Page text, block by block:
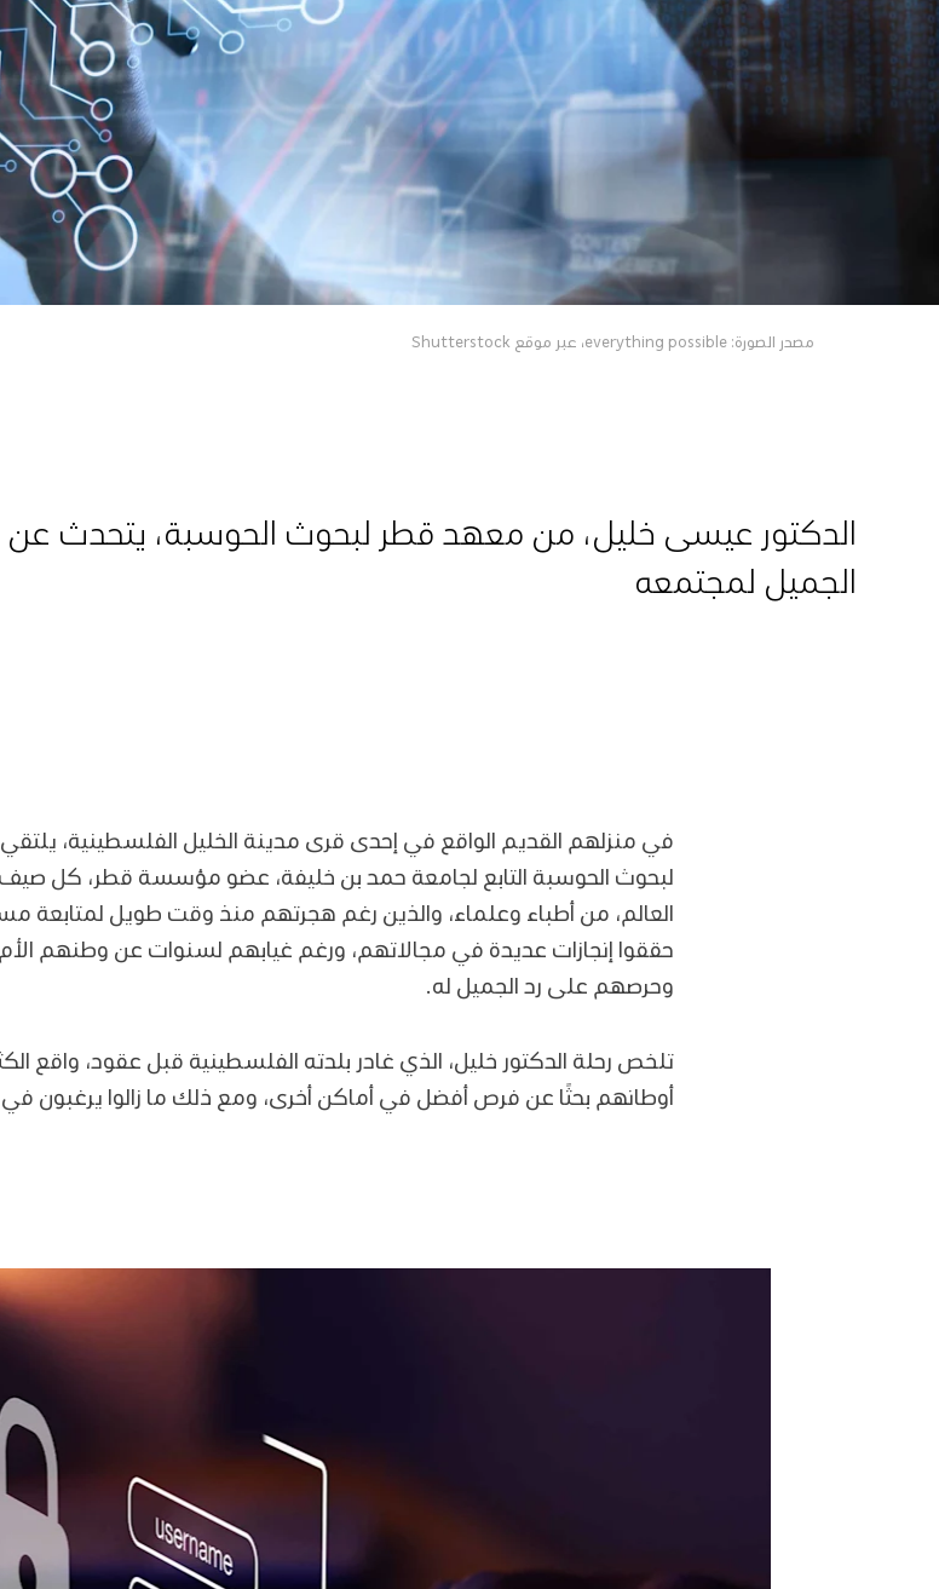
مصدر الصورة: everything possible، عبر موقع Shutterstock
الدكتور عيسى خليل، من معهد قطر لبحوث الحوسبة، يتحدث عن
الجميل لمجتمعه
في منزلهم القديم الواقع في إحدى قرى مدينة الخليل الفلسطينية،
لبحوث الحوسبة التابع لجامعة حمد بن خليفة، عضو مؤسسة قطر، كل
العالم، من أطباء وعلماء، والذين رغم هجرتهم منذ وقت طويل لمتابعة
حققوا إنجازات عديدة في مجالاتهم، ورغم غيابهم لسنوات عن وطنهم الأم،
وحرصهم على رد الجميل له.
تلخص رحلة الدكتور خليل، الذي غادر بلدته الفلسطينية قبل عقود، واقع
أوطانهم بحثًا عن فرص أفضل في أماكن أخرى، ومع ذلك ما زالوا يرغبون في